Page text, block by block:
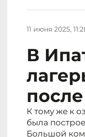
11 июня 2025,
В
К тому же к
была
Большой